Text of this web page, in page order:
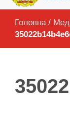
Головна /